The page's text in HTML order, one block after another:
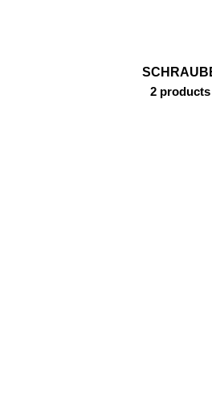
2 products